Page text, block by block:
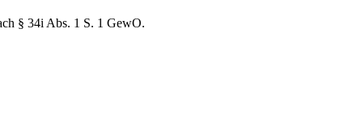
§ 34i Abs. 1 S. 1 GewO.